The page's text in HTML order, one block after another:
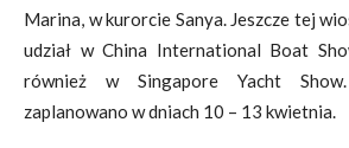
Marina, w kurorcie Sanya. Jeszcze tej
udział w China International Boat
również w Singapore Yacht
zaplanowano w dniach 10 – 13 kwietnia.